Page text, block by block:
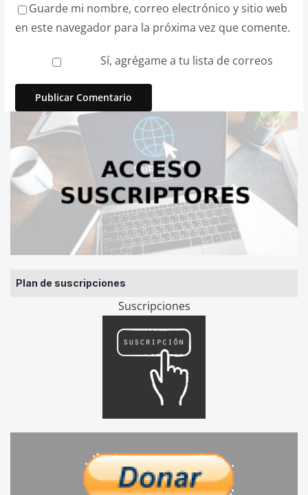
Plan de suscripciones
Suscripciones
Guarde mi nombre, correo electrónico y sitio web
en este navegador para la próxima vez que comente.
Sí, agrégame a tu lista de correos